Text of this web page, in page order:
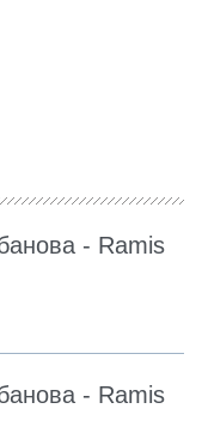
- Ramis
- Ramis